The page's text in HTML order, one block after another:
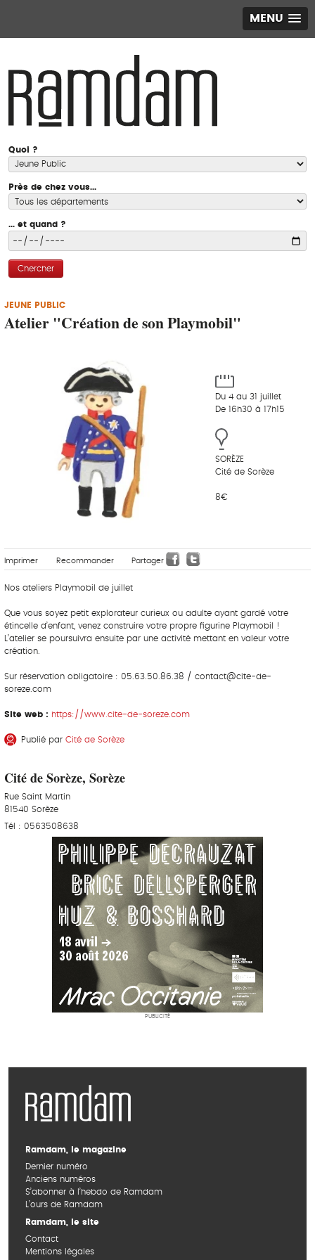
MENU
Quoi ?
Près de chez vous...
... et quand ?
Chercher
JEUNE PUBLIC
Atelier "Création de son Playmobil"
Du 4 au 31 juillet
De 16h30 à 17h15
SORÈZE
Cité de Sorèze
8€
Imprimer Recommander Partager
Nos ateliers Playmobil de juillet
Que vous soyez petit explorateur curieux ou adulte ayant gardé votre
étincelle d’enfant, venez construire votre propre figurine Playmobil !
L’atelier se poursuivra ensuite par une activité mettant en valeur votre
création.
Sur réservation obligatoire : 05.63.50.86.38 / contact@cite-de-
soreze.com
Site web : https://www.cite-de-soreze.com
Publié par Cité de Sorèze
Cité de Sorèze, Sorèze
Rue Saint Martin
81540 Sorèze
Tél : 0563508638
PUBLICITÉ
Ramdam, le magazine
Dernier numéro
Anciens numéros
S’abonner à l’hebdo de Ramdam
L’ours de Ramdam
Ramdam, le site
Contact
Mentions légales